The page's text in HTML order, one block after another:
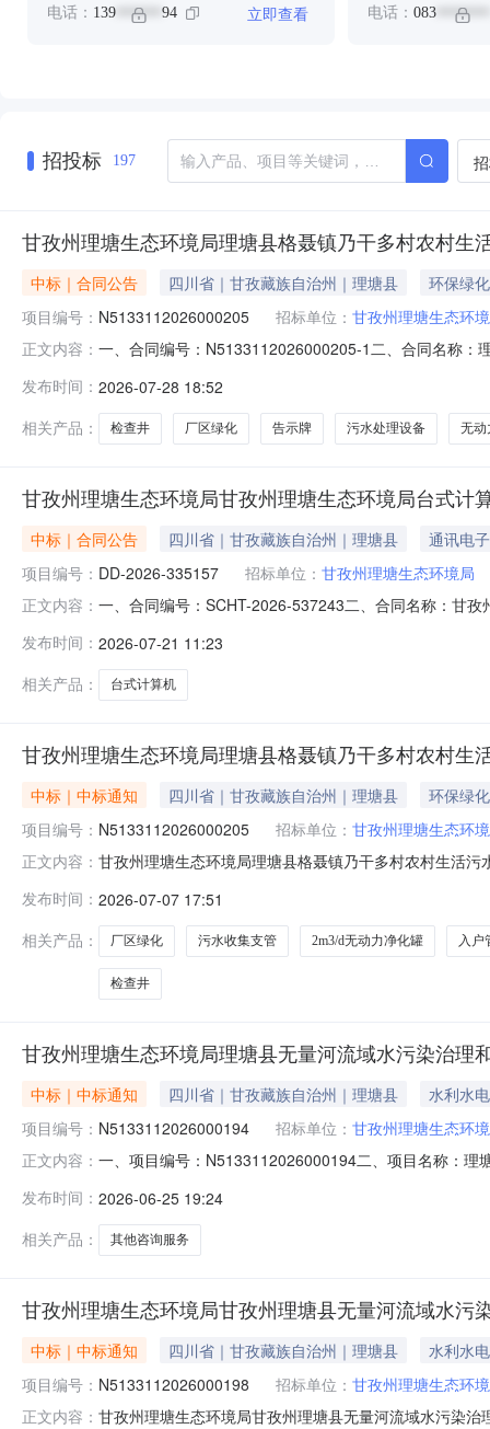
电话： 139 ****** 94 立即查看 电话： 083*******
招投标 197
甘孜州理塘生态环境局理塘县格聂镇乃干多村农村生
中标｜合同公告 四川省｜甘孜藏族自治州｜理塘县
环保绿化
项目编号： N5133112026000205 招标单位： 甘孜州理塘生态环
正文内容： 一、合同编号：N5133112026000205-1二、合同名称：
成都市武侯区红牌楼街道佳灵路20号1栋12层20号联系
发布时间： 2026-07-28 18:52
相关产品：
检查井 厂区绿化 告示牌 污水处理设备 无动
甘孜州理塘生态环境局甘孜州理塘生态环境局台式计
中标｜合同公告 四川省｜甘孜藏族自治州｜理塘县
通讯电子
项目编号： DD-2026-335157 招标单位： 甘孜州理塘生态环境局
正文内容： 一、合同编号：SCHT-2026-537243二、合同名称：甘
都卓嘉锦诚科技有限公司地址：四川省成都市武侯区一
发布时间： 2026-07-21 11:23
相关产品：
台式计算机
甘孜州理塘生态环境局理塘县格聂镇乃干多村农村生
中标｜中标通知 四川省｜甘孜藏族自治州｜理塘县
环保绿化
项目编号： N5133112026000205 招标单位： 甘孜州理塘生态环
正文内容： 甘孜州理塘生态环境局理塘县格聂镇乃干多村农村生活
92.94四、主要标的信息合同包1(合同包一):货物类（四
发布时间： 2026-07-07 17:51
相关产品：
厂区绿化 污水收集支管 2m3/d无动力净化罐 入户
检查井
甘孜州理塘生态环境局理塘县无量河流域水污染治理
中标｜中标通知 四川省｜甘孜藏族自治州｜理塘县
水利水电
项目编号： N5133112026000194 招标单位： 甘孜州理塘生态环
正文内容： 一、项目编号：N5133112026000194二、项目名称：理
号品目名称采购标的服务范围服务要求服务时间服务标
发布时间： 2026-06-25 19:24
相关产品：
其他咨询服务
甘孜州理塘生态环境局甘孜州理塘县无量河流域水
中标｜中标通知 四川省｜甘孜藏族自治州｜理塘县
水利水电
项目编号： N5133112026000198 招标单位： 甘孜州理塘生态环
正文内容： 甘孜州理塘生态环境局甘孜州理塘县无量河流域水污染